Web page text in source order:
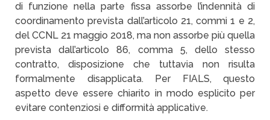
di funzione nella parte fissa assorbe l’indennità di
coordinamento prevista dall’articolo 21, commi 1 e 2,
del CCNL 21 maggio 2018, ma non assorbe più quella
prevista dall’articolo 86, comma 5, dello stesso
contratto, disposizione che tuttavia non risulta
formalmente disapplicata. Per FIALS, questo
aspetto deve essere chiarito in modo esplicito per
evitare contenziosi e difformità applicative.